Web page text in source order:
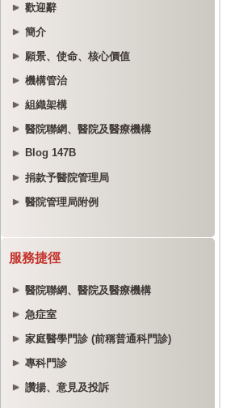
歡迎辭
簡介
願景、使命、核心價值
機構管治
組織架構
醫院聯網、醫院及醫療機構
Blog 147B
捐款予醫院管理局
醫院管理局附例
服務捷徑
醫院聯網、醫院及醫療機構
急症室
家庭醫學門診 (前稱普通科門診)
專科門診
讚揚、意見及投訴